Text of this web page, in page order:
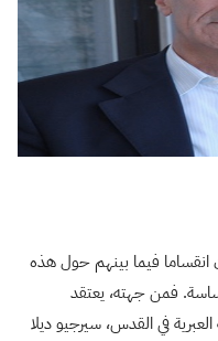
انقساما فيما بينهم حول هذه
فمن جهته، يعتقد
العبرية في القدس، سيرجيو ديلا